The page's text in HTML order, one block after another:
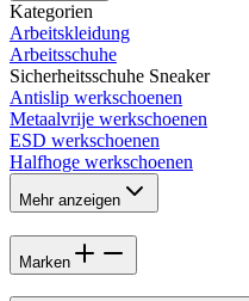
Kategorien
Arbeitskleidung
Arbeitsschuhe
Sicherheitsschuhe Sneaker
Antislip werkschoenen
Metaalvrije werkschoenen
ESD werkschoenen
Halfhoge werkschoenen
Mehr anzeigen
Marken